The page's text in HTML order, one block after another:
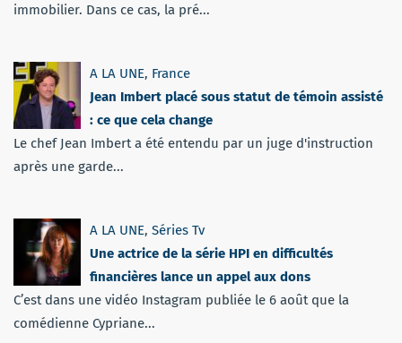
immobilier. Dans ce cas, la pré...
A LA UNE, France
Jean Imbert placé sous statut de témoin assisté
: ce que cela change
Le chef Jean Imbert a été entendu par un juge d'instruction
après une garde...
A LA UNE, Séries Tv
Une actrice de la série HPI en difficultés
financières lance un appel aux dons
C’est dans une vidéo Instagram publiée le 6 août que la
comédienne Cypriane...